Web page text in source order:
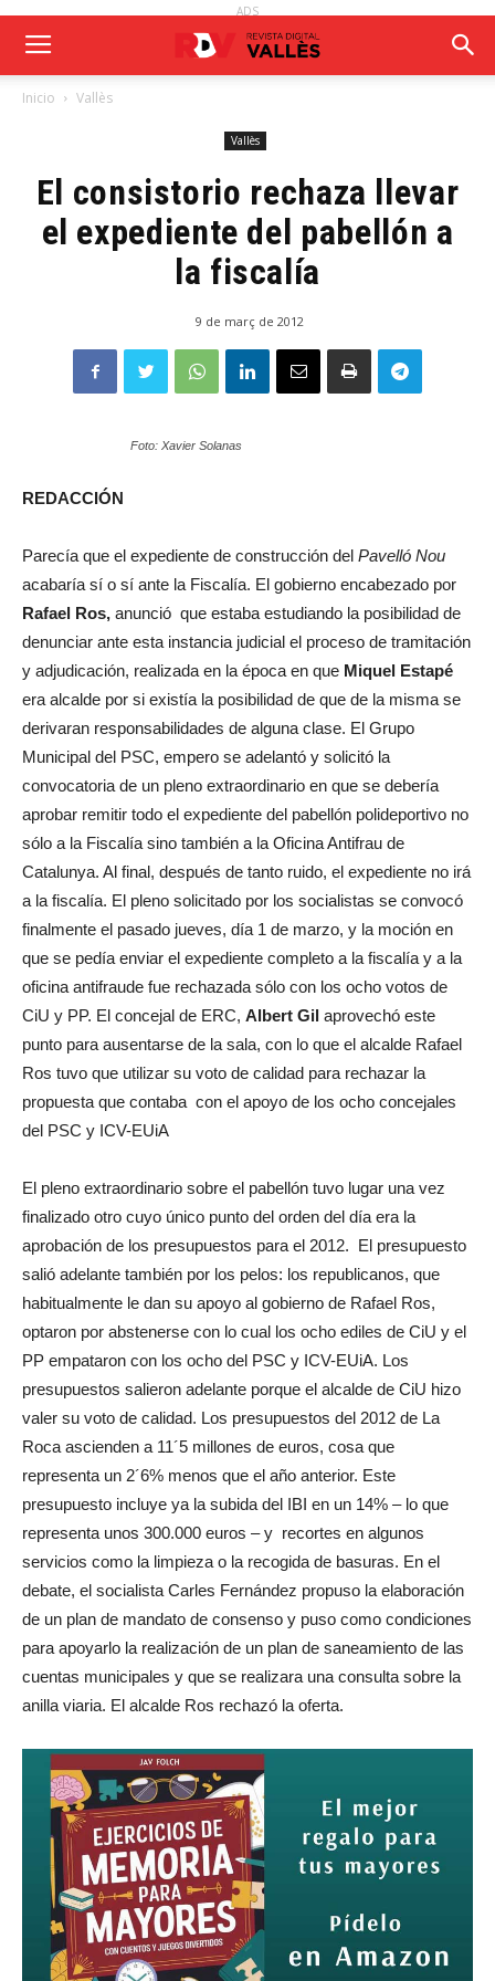
ADS
Inicio Vallès
Vallès
El consistorio rechaza llevar
el expediente del pabellón a
la fiscalía
9 de març de 2012
Foto: Xavier Solanas
REDACCIÓN
Parecía que el expediente de construcción del Pavelló Nou
acabaría sí o sí ante la Fiscalía. El gobierno encabezado por
Rafael Ros, anunció que estaba estudiando la posibilidad de
denunciar ante esta instancia judicial el proceso de tramitación
y adjudicación, realizada en la época en que Miquel Estapé
era alcalde por si existía la posibilidad de que de la misma se
derivaran responsabilidades de alguna clase. El Grupo
Municipal del PSC, empero se adelantó y solicitó la
convocatoria de un pleno extraordinario en que se debería
aprobar remitir todo el expediente del pabellón polideportivo no
sólo a la Fiscalía sino también a la Oficina Antifrau de
Catalunya. Al final, después de tanto ruido, el expediente no irá
a la fiscalía. El pleno solicitado por los socialistas se convocó
finalmente el pasado jueves, día 1 de marzo, y la moción en
que se pedía enviar el expediente completo a la fiscalía y a la
oficina antifraude fue rechazada sólo con los ocho votos de
CiU y PP. El concejal de ERC, Albert Gil aprovechó este
punto para ausentarse de la sala, con lo que el alcalde Rafael
Ros tuvo que utilizar su voto de calidad para rechazar la
propuesta que contaba con el apoyo de los ocho concejales
del PSC y ICV-EUiA
El pleno extraordinario sobre el pabellón tuvo lugar una vez
finalizado otro cuyo único punto del orden del día era la
aprobación de los presupuestos para el 2012. El presupuesto
salió adelante también por los pelos: los republicanos, que
habitualmente le dan su apoyo al gobierno de Rafael Ros,
optaron por abstenerse con lo cual los ocho ediles de CiU y el
PP empataron con los ocho del PSC y ICV-EUiA. Los
presupuestos salieron adelante porque el alcalde de CiU hizo
valer su voto de calidad. Los presupuestos del 2012 de La
Roca ascienden a 11´5 millones de euros, cosa que
representa un 2´6% menos que el año anterior. Este
presupuesto incluye ya la subida del IBI en un 14% – lo que
representa unos 300.000 euros – y recortes en algunos
servicios como la limpieza o la recogida de basuras. En el
debate, el socialista Carles Fernández propuso la elaboración
de un plan de mandato de consenso y puso como condiciones
para apoyarlo la realización de un plan de saneamiento de las
cuentas municipales y que se realizara una consulta sobre la
anilla viaria. El alcalde Ros rechazó la oferta.